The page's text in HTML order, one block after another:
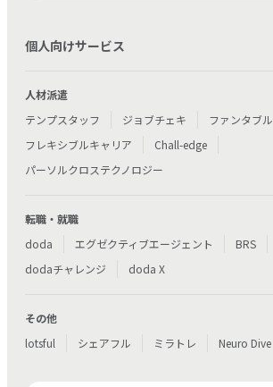
個人向けサービス
人材派遣
テンプスタッフ
ジョブチェキ
ファンタブル
フレキシブルキャリア
Chall-edge
パーソルクロステクノロジー
転職・就職
doda
エグゼクティブエージェント BRS
dodaチャレンジ
doda X
その他
lotsful
シェアフル ミラトレ Neuro Dive